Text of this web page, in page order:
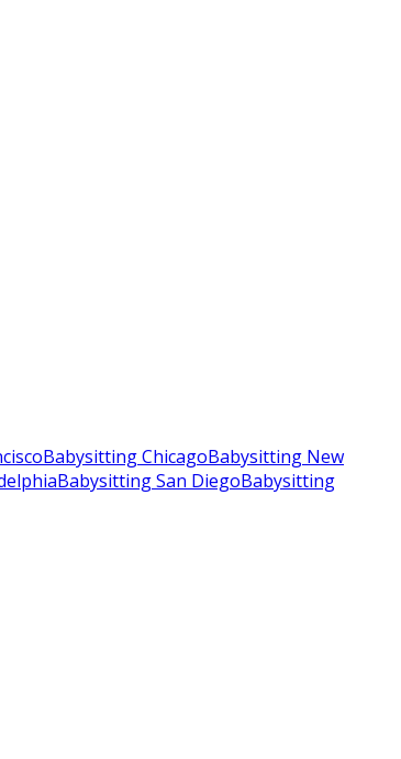
Babysitting ChicagoBabysitting New
Babysitting San DiegoBabysitting